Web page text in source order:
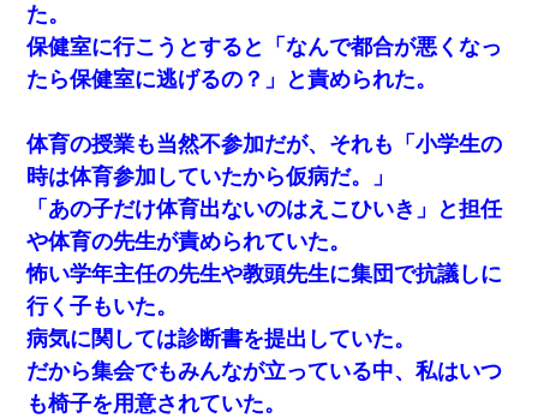
た。
保健室に行こうとすると「なんで都合が悪くなっ
たら保健室に逃げるの？」と責められた。
体育の授業も当然不参加だが、それも「小学生の
時は体育参加していたから仮病だ。」
「あの子だけ体育出ないのはえこひいき」と担任
や体育の先生が責められていた。
怖い学年主任の先生や教頭先生に集団で抗議しに
行く子もいた。
病気に関しては診断書を提出していた。
だから集会でもみんなが立っている中、私はいつ
も椅子を用意されていた。